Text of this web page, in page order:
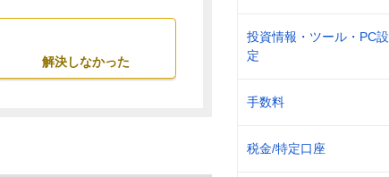
投資情報・ツール・PC設
定
手数料
税金/特定口座
解決しなかった